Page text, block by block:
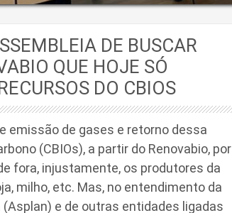
DE BUSCAR
QUE HOJE SÓ
DO CBIOS
emissão de gases e retorno dessa
(CBIOs), a partir do Renovabio, por
fora, injustamente, os produtores da
milho, etc. Mas, no entendimento da
e de outras entidades ligadas